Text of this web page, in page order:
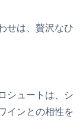
せは、贅沢なひ
シュートは、シ
インとの相性を